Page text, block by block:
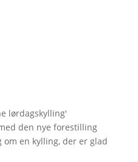
lørdagskylling'
den nye forestilling
om en kylling, der er glad